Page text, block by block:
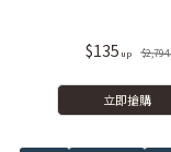
$135 $2,794
立即搶購